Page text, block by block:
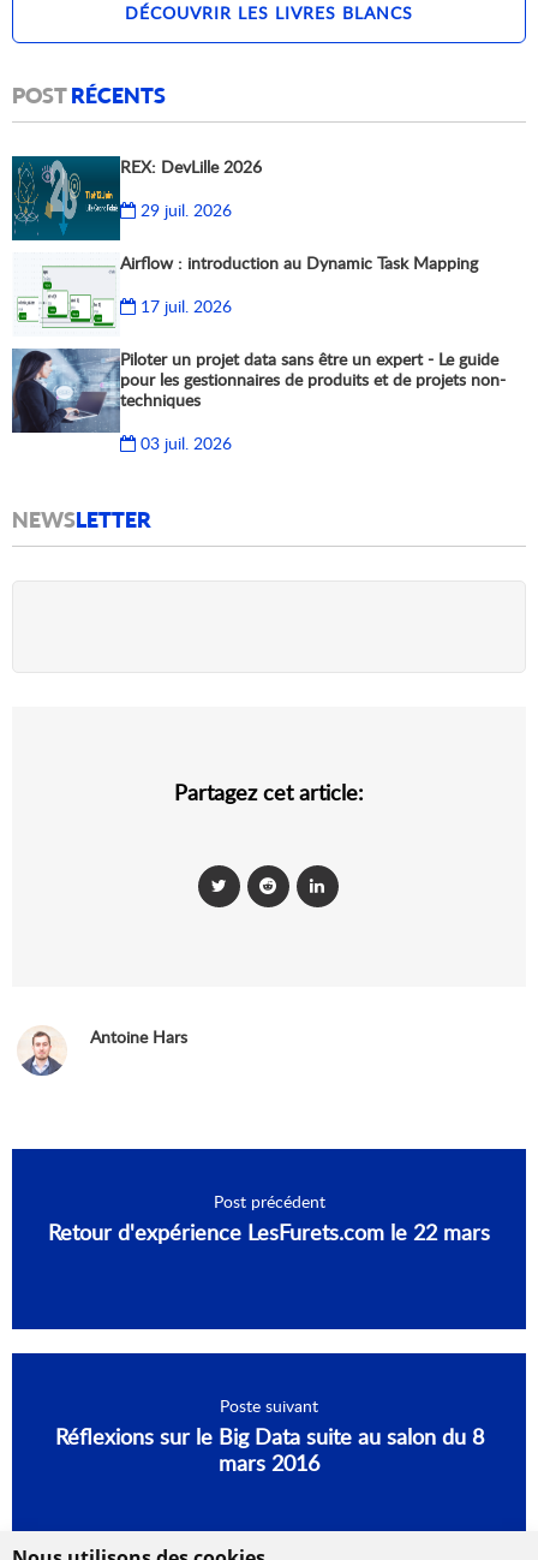
DÉCOUVRIR LES LIVRES BLANCS
POSTRÉCENTS
REX: DevLille 2026
29 juil. 2026
Airflow : introduction au Dynamic Task Mapping
17 juil. 2026
Piloter un projet data sans être un expert - Le guide
pour les gestionnaires de produits et de projets non-
techniques
03 juil. 2026
NEWSLETTER
Partagez cet article:
Antoine Hars
Post précédent
Retour d'expérience LesFurets.com le 22 mars
Poste suivant
Réflexions sur le Big Data suite au salon du 8
mars 2016